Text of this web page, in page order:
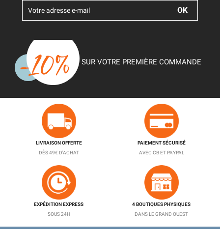
SUR VOTRE PREMIÈRE COMMANDE
LIVRAISON OFFERTE
DÈS 49€ D'ACHAT
PAIEMENT SÉCURISÉ
AVEC CB ET PAYPAL
EXPÉDITION EXPRESS
SOUS 24H
4 BOUTIQUES PHYSIQUES
DANS LE GRAND OUEST